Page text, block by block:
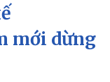
thời tiết
mới dừng